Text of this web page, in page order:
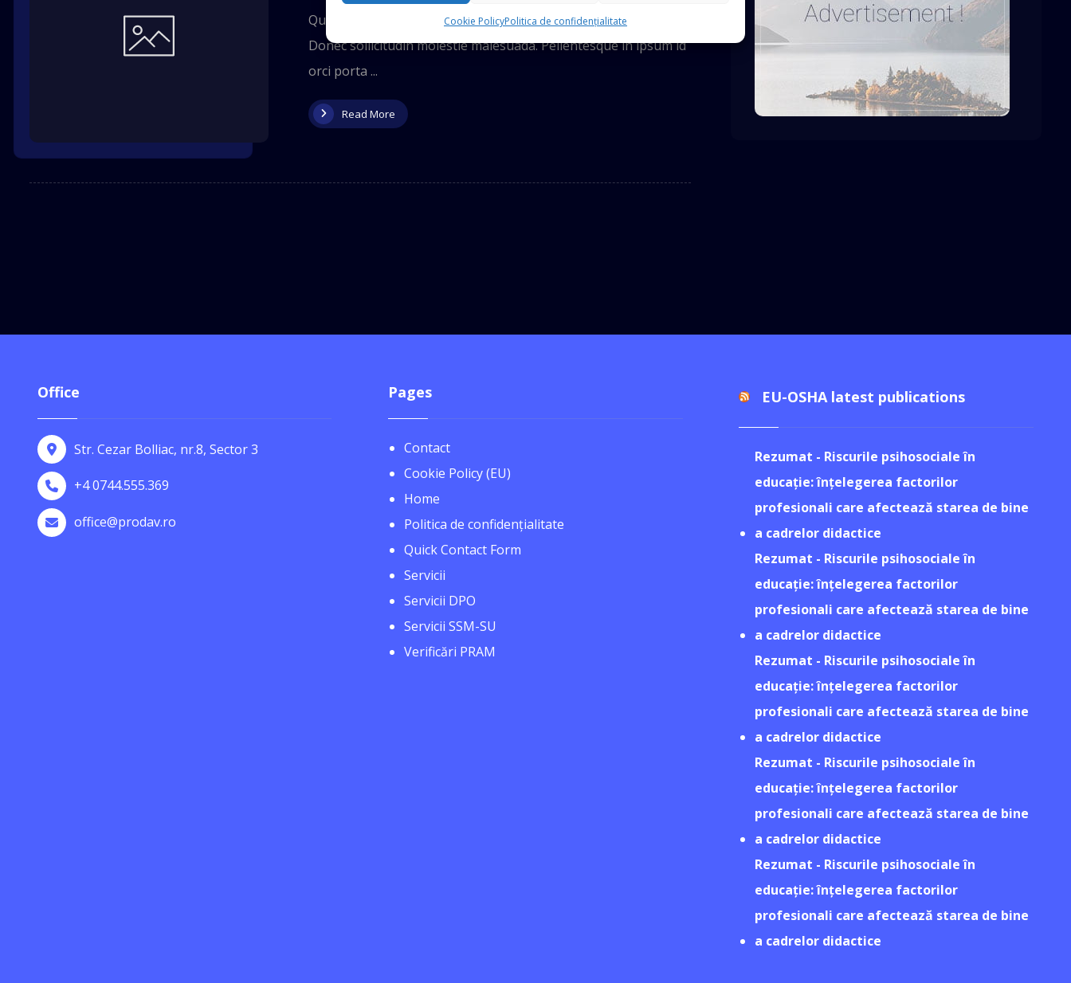
Cookie PolicyPolitica de confidențialitate
Quisque velit nisi, pretium ut lacinia in, elementum id enim.
Donec sollicitudin molestie malesuada. Pellentesque in ipsum id
orci porta ...
Read More
Office
Str. Cezar Bolliac, nr.8, Sector 3
+4 0744.555.369
office@prodav.ro
Pages
Contact
Cookie Policy (EU)
Home
Politica de confidențialitate
Quick Contact Form
Servicii
Servicii DPO
Servicii SSM-SU
Verificări PRAM
EU-OSHA latest publications
Rezumat - Riscurile psihosociale în
educație: înțelegerea factorilor
profesionali care afectează starea de bine
a cadrelor didactice
Rezumat - Riscurile psihosociale în
educație: înțelegerea factorilor
profesionali care afectează starea de bine
a cadrelor didactice
Rezumat - Riscurile psihosociale în
educație: înțelegerea factorilor
profesionali care afectează starea de bine
a cadrelor didactice
Rezumat - Riscurile psihosociale în
educație: înțelegerea factorilor
profesionali care afectează starea de bine
a cadrelor didactice
Rezumat - Riscurile psihosociale în
educație: înțelegerea factorilor
profesionali care afectează starea de bine
a cadrelor didactice